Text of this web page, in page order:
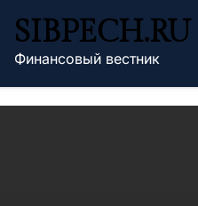
содержимому
SIBPECH.RU
Финансовый вестник